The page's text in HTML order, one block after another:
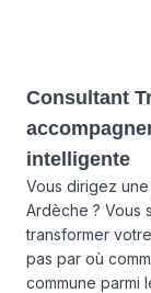
Consultant
intelligente
Vous dirigez
Ardèche ? Vous
transformer
pas par où
commune parmi